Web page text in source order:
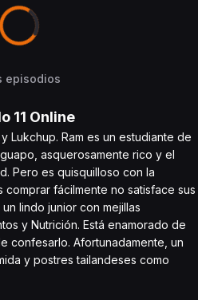
episodios
11 Online
Lukchup. Ram es un estudiante de
asquerosamente rico y el
Pero es quisquilloso con la
fácilmente no satisface sus
lindo junior con mejillas
y Nutrición. Está enamorado de
confesarlo. Afortunadamente, un
y postres tailandeses como